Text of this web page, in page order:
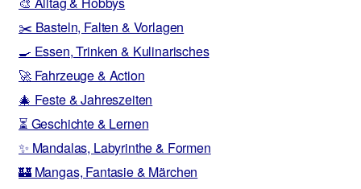
✂️ Basteln, Falten & Vorlagen
🍳 Essen, Trinken & Kulinarisches
🚀 Fahrzeuge & Action
🎄 Feste & Jahreszeiten
⏳ Geschichte & Lernen
✨ Mandalas, Labyrinthe & Formen
🏰 Mangas, Fantasie & Märchen